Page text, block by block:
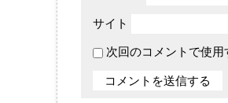
サイト
次回のコメントで使用